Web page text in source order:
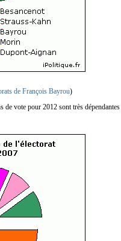
de François Bayrou)
vote pour 2012 sont très